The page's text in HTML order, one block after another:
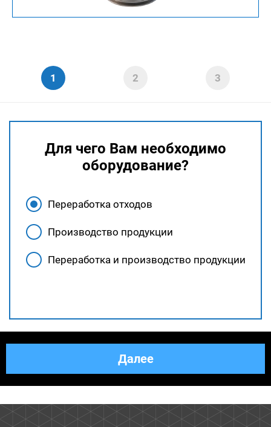
Для чего Вам необходимо
оборудование?
Переработка отходов
Производство продукции
Переработка и производство продукции
Далее